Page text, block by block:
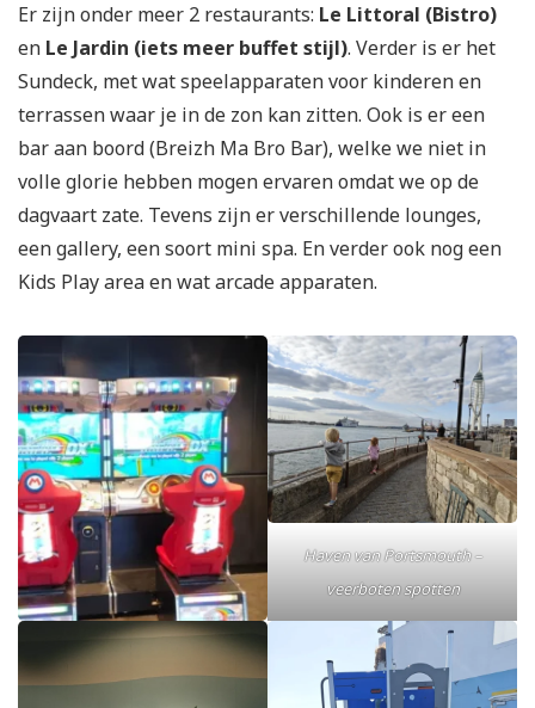
Er zijn onder meer 2 restaurants: Le Littoral (Bistro)
en Le Jardin (iets meer buffet stijl). Verder is er het
Sundeck, met wat speelapparaten voor kinderen en
terrassen waar je in de zon kan zitten. Ook is er een
bar aan boord (Breizh Ma Bro Bar), welke we niet in
volle glorie hebben mogen ervaren omdat we op de
dagvaart zate. Tevens zijn er verschillende lounges,
een gallery, een soort mini spa. En verder ook nog een
Kids Play area en wat arcade apparaten.
Haven van Portsmouth –
veerboten spotten